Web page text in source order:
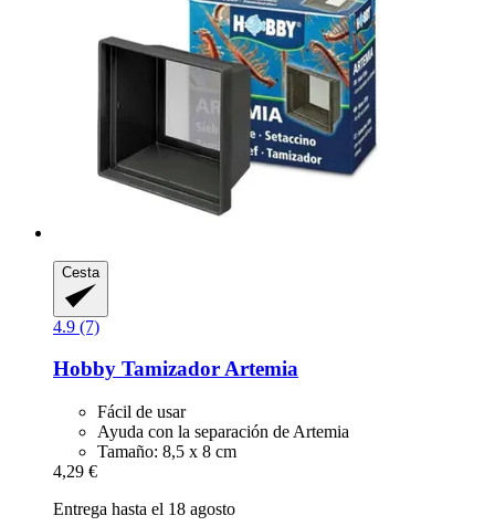
Cesta
4.9 (7)
Hobby Tamizador Artemia
Fácil de usar
Ayuda con la separación de Artemia
Tamaño: 8,5 x 8 cm
4,29 €
Entrega hasta el 18 agosto